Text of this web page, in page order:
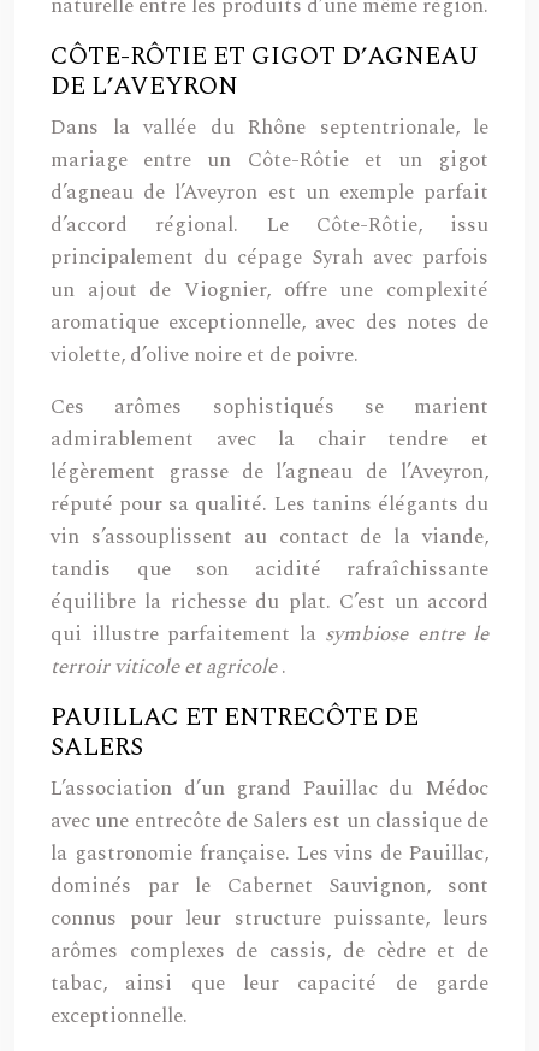
CÔTE-RÔTIE ET GIGOT D’AGNEAU
DE L’AVEYRON
Dans la vallée du Rhône septentrionale, le
mariage entre un Côte-Rôtie et un gigot
d’agneau de l’Aveyron est un exemple parfait
d’accord régional. Le Côte-Rôtie, issu
principalement du cépage Syrah avec parfois
un ajout de Viognier, offre une complexité
aromatique exceptionnelle, avec des notes de
violette, d’olive noire et de poivre.
Ces arômes sophistiqués se marient
admirablement avec la chair tendre et
légèrement grasse de l’agneau de l’Aveyron,
réputé pour sa qualité. Les tanins élégants du
vin s’assouplissent au contact de la viande,
tandis que son acidité rafraîchissante
équilibre la richesse du plat. C’est un accord
qui illustre parfaitement la symbiose entre le
terroir viticole et agricole.
PAUILLAC ET ENTRECÔTE DE
SALERS
L’association d’un grand Pauillac du Médoc
avec une entrecôte de Salers est un classique de
la gastronomie française. Les vins de Pauillac,
dominés par le Cabernet Sauvignon, sont
connus pour leur structure puissante, leurs
arômes complexes de cassis, de cèdre et de
tabac, ainsi que leur capacité de garde
exceptionnelle.